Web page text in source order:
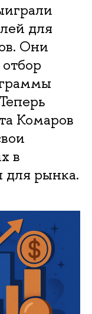
для
Они
Комаров
в
рынка.